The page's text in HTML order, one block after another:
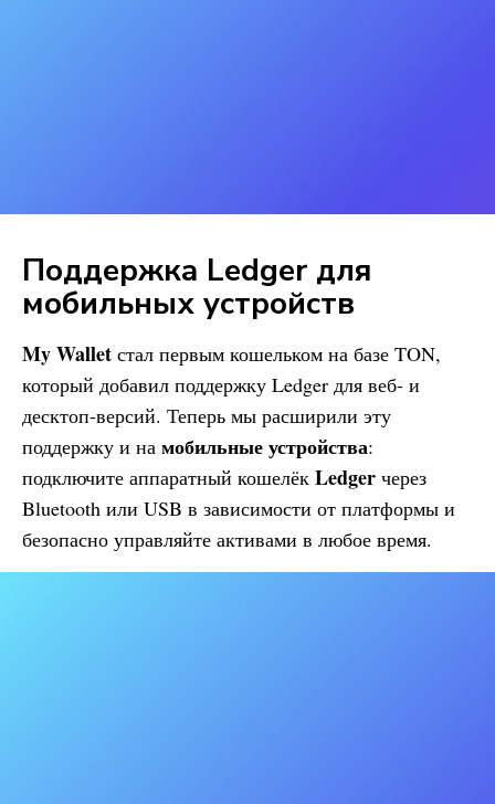
Поддержка Ledger для
мобильных устройств
My Wallet стал первым кошельком на базе TON,
который добавил поддержку Ledger для веб- и
десктоп-версий. Теперь мы расширили эту
поддержку и на мобильные устройства:
подключите аппаратный кошелёк Ledger через
Bluetooth или USB в зависимости от платформы и
безопасно управляйте активами в любое время.